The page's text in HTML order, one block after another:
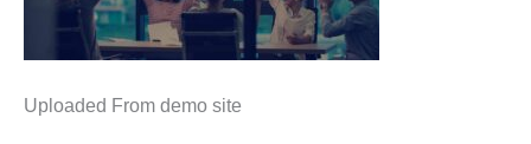
Uplo­aded From demo site